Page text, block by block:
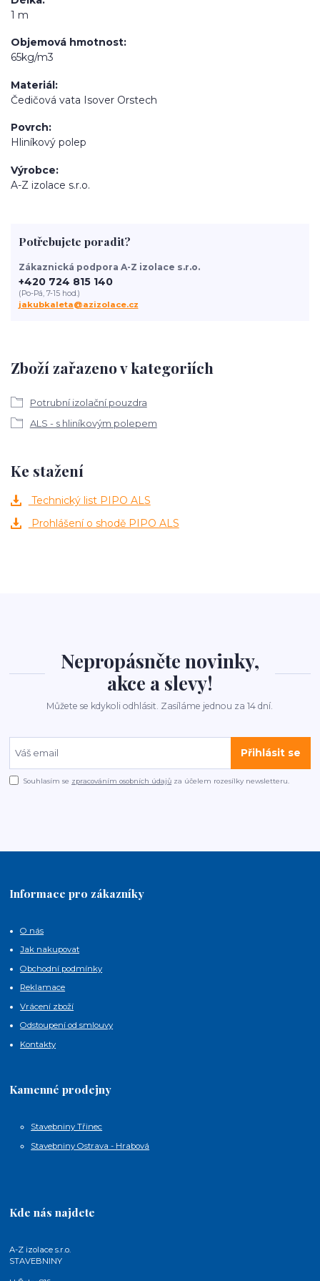
1 m
Objemová hmotnost
65kg/m3
Materiál
Čedičová vata Isover Orstech
Povrch
Hliníkový polep
Výrobce
A-Z izolace s.r.o.
Zboží zařazeno v kategoriích
Potrubní izolační pouzdra
ALS - s hliníkovým polepem
Potřebujete poradit?
Zákaznická podpora A-Z izolace s.r.o.
+420 724 815 140
(Po-Pá, 7-15 hod.)
jakubkaleta@azizolace.cz
Ke stažení
Technický list PIPO ALS
Prohlášení o shodě PIPO ALS
Nepropásněte novinky,
akce a slevy!
Můžete se kdykoli odhlásit. Zasíláme jednou za 14 dní.
Přihlásit se
Souhlasím se zpracováním osobních údajů za účelem rozesílky newsletteru.
Informace pro zákazníky
O nás
Jak nakupovat
Obchodní podmínky
Reklamace
Vrácení zboží
Odstoupení od smlouvy
Kontakty
Kamenné prodejny
Stavebniny Třinec
Stavebniny Ostrava - Hrabová
Kde nás najdete
A-Z izolace s.r.o.
STAVEBNINY